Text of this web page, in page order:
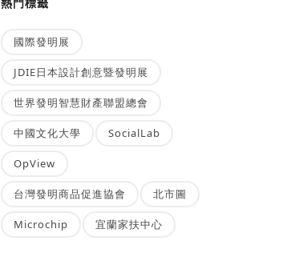
國際發明展
JDIE日本設計創意暨發明展
世界發明智慧財產聯盟總會
中國文化大學 SocialLab
OpView
台灣發明商品促進協會 北市圖
Microchip 宜蘭家扶中心